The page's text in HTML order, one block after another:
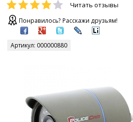
Читать отзывы
Понравилось? Расскажи друзьям!
Артикул: 000000880